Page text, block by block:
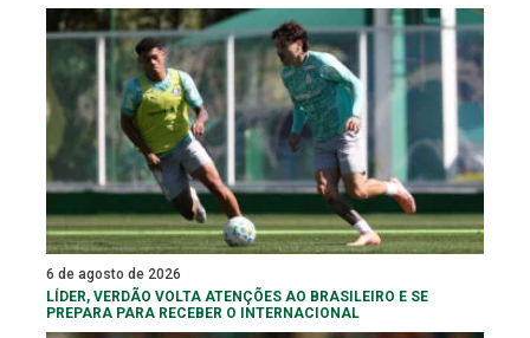
6 de agosto de 2026
LÍDER, VERDÃO VOLTA ATENÇÕES AO BRASILEIRO E SE
PREPARA PARA RECEBER O INTERNACIONAL